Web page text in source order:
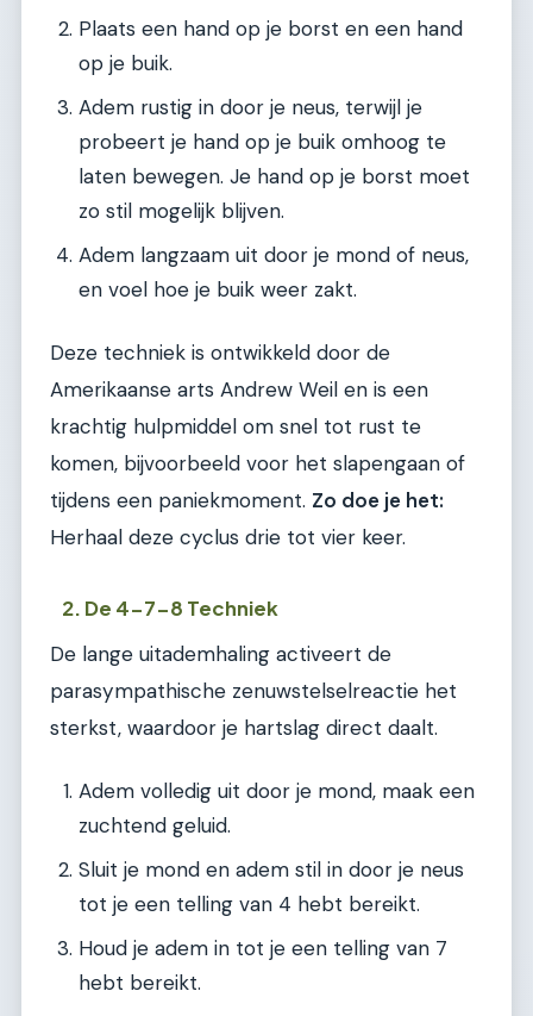
Plaats een hand op je borst en een hand
op je buik.
Adem rustig in door je neus, terwijl je
probeert je hand op je buik omhoog te
laten bewegen. Je hand op je borst moet
zo stil mogelijk blijven.
Adem langzaam uit door je mond of neus,
en voel hoe je buik weer zakt.
Deze techniek is ontwikkeld door de
Amerikaanse arts Andrew Weil en is een
krachtig hulpmiddel om snel tot rust te
komen, bijvoorbeeld voor het slapengaan of
tijdens een paniekmoment. Zo doe je het:
Herhaal deze cyclus drie tot vier keer.
2. De 4-7-8 Techniek
De lange uitademhaling activeert de
parasympathische zenuwstelselreactie het
sterkst, waardoor je hartslag direct daalt.
Adem volledig uit door je mond, maak een
zuchtend geluid.
Sluit je mond en adem stil in door je neus
tot je een telling van 4 hebt bereikt.
Houd je adem in tot je een telling van 7
hebt bereikt.